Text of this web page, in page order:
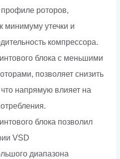
роторов,
минимуму утечки и
компрессора.
блока с меньшими
позволяет снизить
напрямую влияет на
блока позволил
VSD
диапазона